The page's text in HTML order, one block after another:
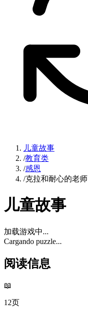
儿童故事
/教育类
/感恩
/克拉和耐心的老师
儿童故事
加载游戏中...
Cargando puzzle...
阅读信息
📖
12页